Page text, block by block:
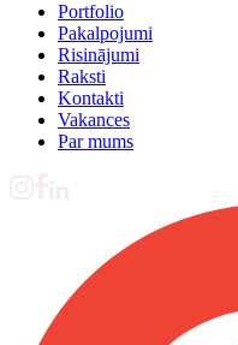
Portfolio
Pakalpojumi
Risinājumi
Raksti
Kontakti
Vakances
Par mums